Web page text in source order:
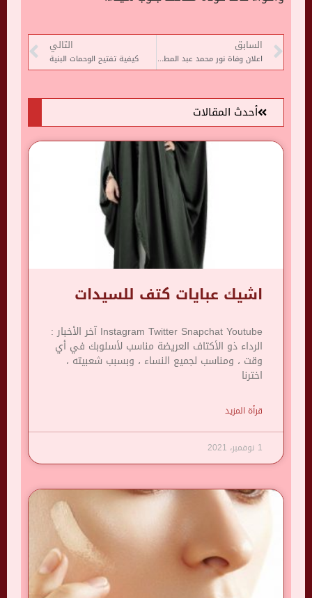
السابق
اعلان وفاة نور محمد عبد المطلب بمستشفى ابن رشد بالدار البيضاء
التالي
كيفية تفتيح الوحمات البنية
أحدث المقالات
اشيك عبايات كتف للسيدات
Instagram Twitter Snapchat Youtube آخر الأخبار :
الرداء ذو ​​الأكتاف العريضة مناسب لأسلوبك في أي
وقت ، ومناسب لجميع النساء ، وبسبب شعبيته ،
اخترنا
قرأة المزيد
1 نوفمبر، 2021